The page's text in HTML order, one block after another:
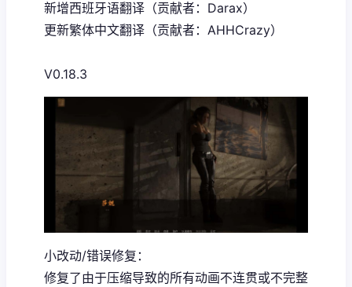
新增西班牙语翻译（贡献者：Darax）
更新繁体中文翻译（贡献者：AHHCrazy）
V0.18.3
小改动/错误修复：
修复了由于压缩导致的所有动画不连贯或不完整